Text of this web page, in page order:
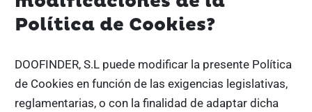
Política de Cookies?
DOOFINDER, S.L puede modificar la presente Política
de Cookies en función de las exigencias legislativas,
reglamentarias, o con la finalidad de adaptar dicha